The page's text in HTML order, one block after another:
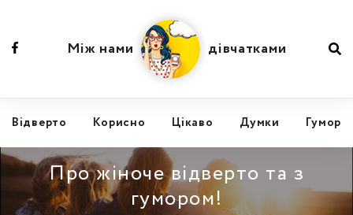
Відвертo Корисно Цікаво Думки Гумор
Між нами дівчатками
Про жіноче відверто та з
гумором!